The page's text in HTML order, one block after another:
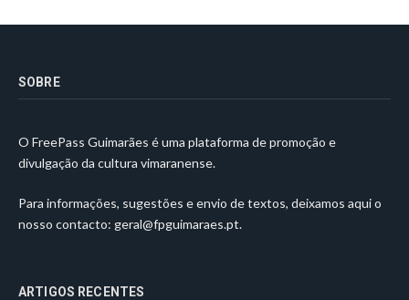
SOBRE
O FreePass Guimarães é uma plataforma de promoção e
divulgação da cultura vimaranense.
Para informações, sugestões e envio de textos, deixamos aqui o
nosso contacto: geral@fpguimaraes.pt.
ARTIGOS RECENTES